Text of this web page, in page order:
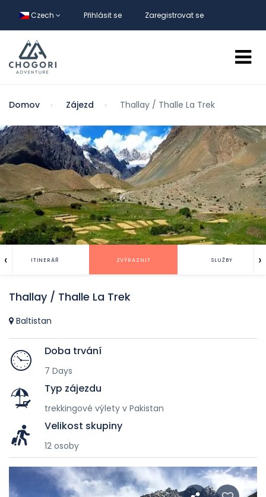
Czech Přihlásit se Zaregistrovat se
Domov Zájezd Thallay / Thalle La Trek
ITINERÁŘ ZVÝRAZNIT SLUŽBY
‹ ›
Thallay / Thalle La Trek
Baltistan
Doba trvání
7 Days
Typ zájezdu
trekkingové výlety v Pakistan
Velikost skupiny
12 osoby